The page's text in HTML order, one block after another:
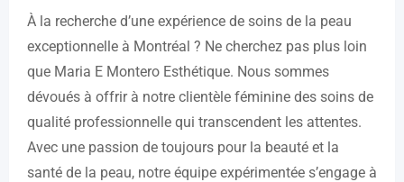
À la recherche d’une expérience de soins de la peau
exceptionnelle à Montréal ? Ne cherchez pas plus loin
que Maria E Montero Esthétique. Nous sommes
dévoués à offrir à notre clientèle féminine des soins de
qualité professionnelle qui transcendent les attentes.
Avec une passion de toujours pour la beauté et la
santé de la peau, notre équipe expérimentée s’engage à